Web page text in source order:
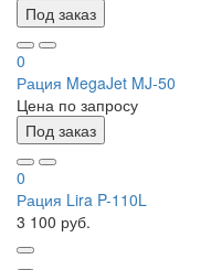
Под заказ
0
Рация MegaJet MJ-50
Цена по запросу
Под заказ
0
Рация Lira P-110L
3 100 руб.